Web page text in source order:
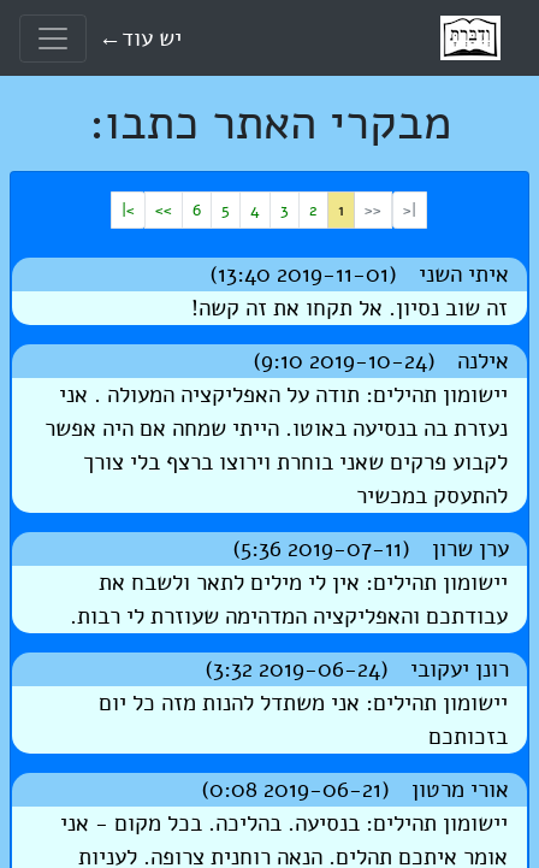
יש עוד←
מבקרי האתר כתבו:
|<
<<
1
2
3
4
5
6
>>
>|
איתי השני (2019-11-01 13:40)
זה שוב נסיון. אל תקחו את זה קשה!
אילנה (2019-10-24 9:10)
יישומון תהילים: תודה על האפליקציה המעולה . אני
נעזרת בה בנסיעה באוטו. הייתי שמחה אם היה אפשר
לקבוע פרקים שאני בוחרת וירוצו ברצף בלי צורך
להתעסק במכשיר
ערן שרון (2019-07-11 5:36)
יישומון תהילים: אין לי מילים לתאר ולשבח את
עבודתכם והאפליקציה המדהימה שעוזרת לי רבות.
רונן יעקובי (2019-06-24 3:32)
יישומון תהילים: אני משתדל להנות מזה כל יום
בזכותכם
אורי מרטון (2019-06-21 0:08)
יישומון תהילים: בנסיעה. בהליכה. בכל מקום - אני
אומר איתכם תהלים. הנאה רוחנית צרופה. לעניות